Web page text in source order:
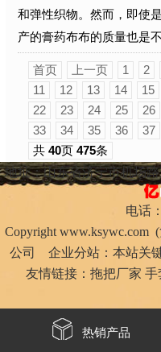
和弹性织物。然而，即使
产的膏药布布的质量也是
首页 上一页 1 2
11
12 13 14 15
22
23 24 25 26
33
34 35 36 37
共 40页 475条
地址：山东省济宁市机场
电话
Copyright www.ksywc.com(
公司 企业分站：本站关键
友情链接： 拖把厂家 手
热销产品